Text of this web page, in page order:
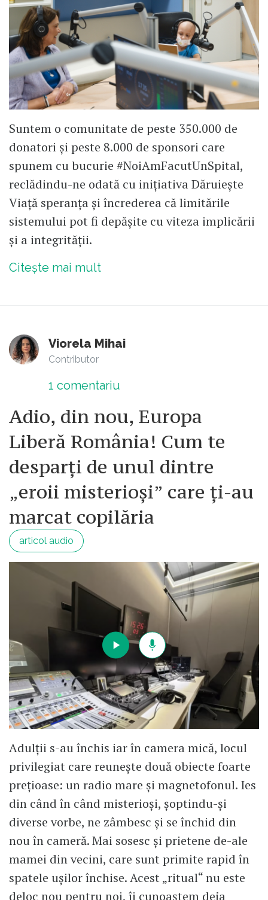
Suntem o comunitate de peste 350.000 de
donatori și peste 8.000 de sponsori care
spunem cu bucurie #NoiAmFacutUnSpital,
reclădindu-ne odată cu inițiativa Dăruiește
Viață speranța și încrederea că limitările
sistemului pot fi depășite cu viteza implicării
și a integrității.
Citește mai mult
Viorela Mihai
Contributor
1 comentariu
Adio, din nou, Europa
Liberă România! Cum te
desparți de unul dintre
„eroii misterioși” care ți-au
marcat copilăria
articol audio
Adulții s-au închis iar în camera mică, locul
privilegiat care reunește două obiecte foarte
prețioase: un radio mare și magnetofonul. Ies
din când în când misterioși, șoptindu-și
diverse vorbe, ne zâmbesc și se închid din
nou în cameră. Mai sosesc și prietene de-ale
mamei din vecini, care sunt primite rapid în
spatele ușilor închise. Acest „ritual“ nu este
deloc nou pentru noi, îi cunoaștem deja